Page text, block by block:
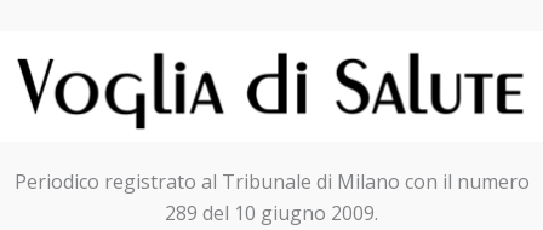
Periodico registrato al Tribunale di Milano con il numero
289 del 10 giugno 2009.